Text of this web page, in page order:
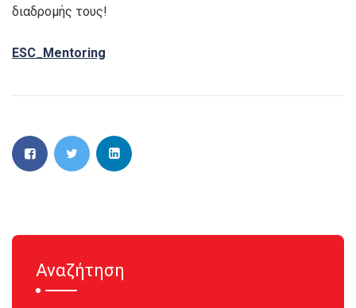
διαδρομής τους!
ESC_Mentoring
Αναζήτηση